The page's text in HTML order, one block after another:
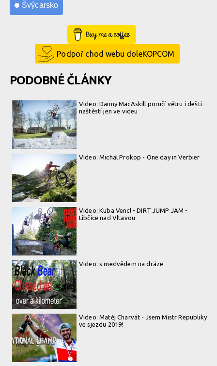
Švýcarsko
Buy Me a Coffee
Podpoř chod webu doleKOPCOM
PODOBNÉ ČLÁNKY
Video: Danny MacAskill poručí větru i dešti -
naštěstí jen ve videu
Video: Michal Prokop - One day in Verbier
Video: Kuba Vencl - DIRT JUMP JAM -
Libčice nad Vltavou
Video: s medvědem na dráze
Video: Matěj Charvát - Jsem Mistr Republiky
ve sjezdu 2019!